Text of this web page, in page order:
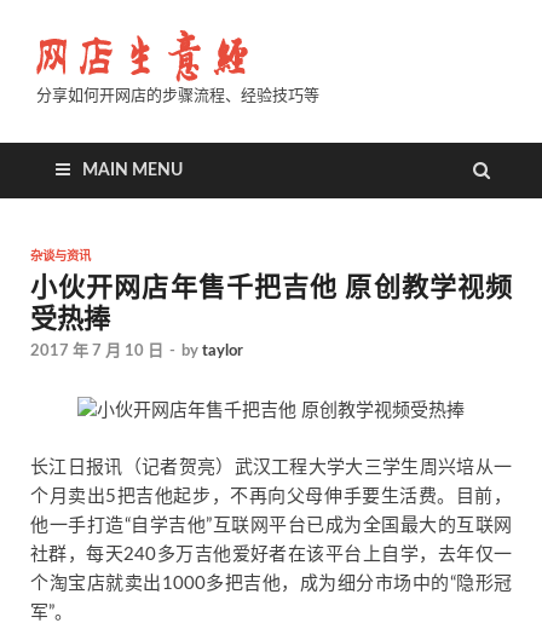
分享如何开网店的步骤流程、经验技巧等
MAIN MENU
杂谈与资讯
小伙开网店年售千把吉他 原创教学视频
受热捧
2017 年 7 月 10 日 - by taylor
长江日报讯（记者贺亮）武汉工程大学大三学生周兴培从一
个月卖出5把吉他起步，不再向父母伸手要生活费。目前，
他一手打造“自学吉他”互联网平台已成为全国最大的互联网
社群，每天240多万吉他爱好者在该平台上自学，去年仅一
个淘宝店就卖出1000多把吉他，成为细分市场中的“隐形冠
军”。